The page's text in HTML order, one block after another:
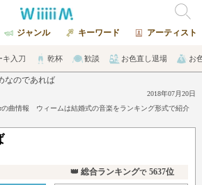
ジャンル キーワード アーティスト
キ入刀 乾杯 歓談 お色直し退場 お
なのであれば
2018年07月20日
の曲情報 ウィームは結婚式の音楽をランキング形式で紹介
👑 総合ランキングで 5637位